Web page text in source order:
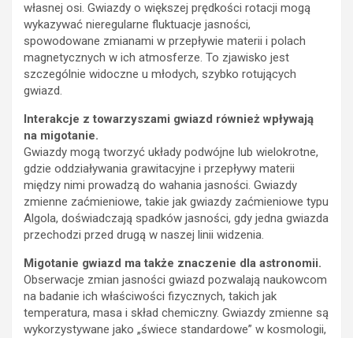
własnej osi. Gwiazdy o większej prędkości rotacji mogą
wykazywać nieregularne fluktuacje jasności,
spowodowane zmianami w przepływie materii i polach
magnetycznych w ich atmosferze. To zjawisko jest
szczególnie widoczne u młodych, szybko rotujących
gwiazd.
Interakcje z towarzyszami gwiazd również wpływają
na migotanie.
Gwiazdy mogą tworzyć układy podwójne lub wielokrotne,
gdzie oddziaływania grawitacyjne i przepływy materii
między nimi prowadzą do wahania jasności. Gwiazdy
zmienne zaćmieniowe, takie jak gwiazdy zaćmieniowe typu
Algola, doświadczają spadków jasności, gdy jedna gwiazda
przechodzi przed drugą w naszej linii widzenia.
Migotanie gwiazd ma także znaczenie dla astronomii.
Obserwacje zmian jasności gwiazd pozwalają naukowcom
na badanie ich właściwości fizycznych, takich jak
temperatura, masa i skład chemiczny. Gwiazdy zmienne są
wykorzystywane jako „świece standardowe” w kosmologii,